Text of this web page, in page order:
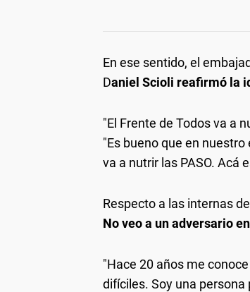
En ese sentido, el
Daniel Scioli reafirmó la
"El Frente de Todos va a
"Es bueno que en
va a nutrir las PASO. Acá
Respecto a las internas
No veo a un adversario
"Hace 20 años me
difíciles. Soy una